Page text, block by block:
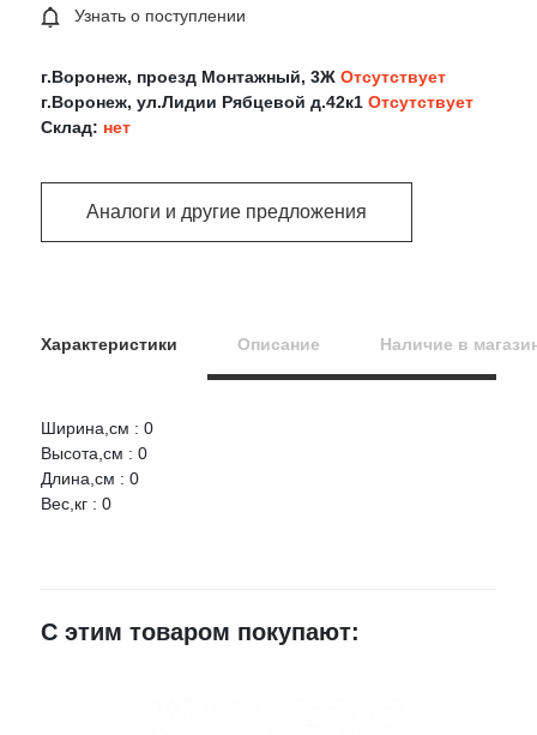
Узнать о поступлении
г.Воронеж, проезд Монтажный, 3Ж Отсутствует
г.Воронеж, ул.Лидии Рябцевой д.42к1 Отсутствует
Склад: нет
Аналоги и другие предложения
Характеристики Описание Наличие в
Ширина,см : 0
Высота,см : 0
Длина,см : 0
Вес,кг : 0
Оцените товар:
Ваше имя
С этим товаром покупают: